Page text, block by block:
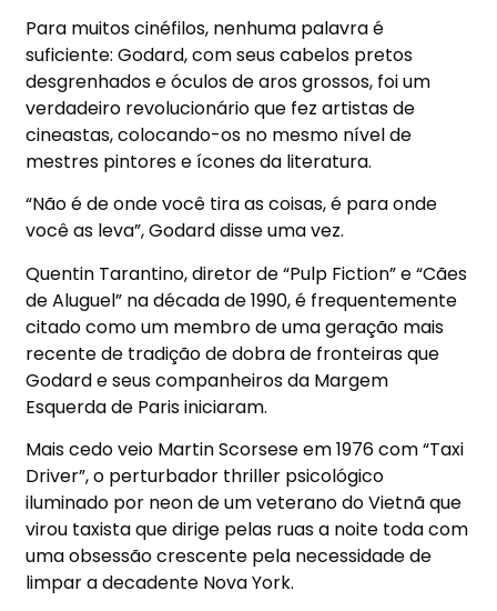
Para muitos cinéfilos, nenhuma palavra é
suficiente: Godard, com seus cabelos pretos
desgrenhados e óculos de aros grossos, foi um
verdadeiro revolucionário que fez artistas de
cineastas, colocando-os no mesmo nível de
mestres pintores e ícones da literatura.
“Não é de onde você tira as coisas, é para onde
você as leva”, Godard disse uma vez.
Quentin Tarantino, diretor de “Pulp Fiction” e “Cães
de Aluguel” na década de 1990, é frequentemente
citado como um membro de uma geração mais
recente de tradição de dobra de fronteiras que
Godard e seus companheiros da Margem
Esquerda de Paris iniciaram.
Mais cedo veio Martin Scorsese em 1976 com “Taxi
Driver”, o perturbador thriller psicológico
iluminado por neon de um veterano do Vietnã que
virou taxista que dirige pelas ruas a noite toda com
uma obsessão crescente pela necessidade de
limpar a decadente Nova York.